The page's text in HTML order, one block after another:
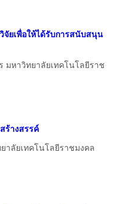
จัยเพื่อให้ได้รับการสนับสนุน
มหาวิทยาลัยเทคโนโลยีราช
ร้างสรรค์
าลัยเทคโนโลยีราชมงคล